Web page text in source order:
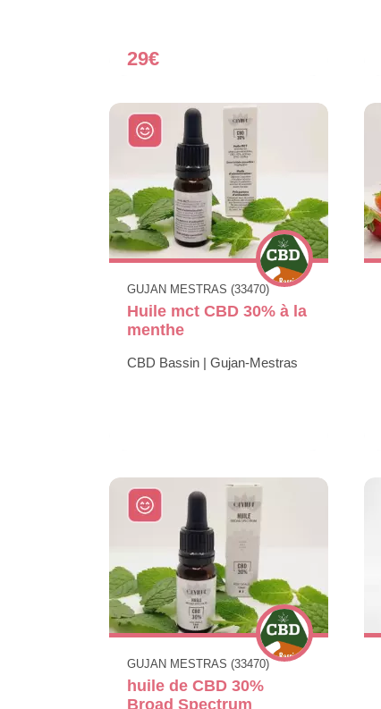
29€
GUJAN MESTRAS (33470)
Huile mct CBD 30% à la
menthe
CBD Bassin | Gujan-Mestras
GUJAN MESTRAS (33470)
huile de CBD 30%
Broad Spectrum